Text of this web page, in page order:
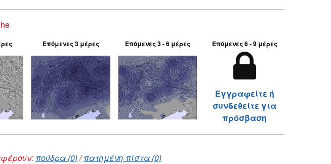
Επόμενες 3 μέρες Επόμενες 3 - 6 μέρες Επόμενες 6 - 9 μέρες
Εγγραφείτε ή
συνδεθείτε για
πρόσβαση
πούδρα (0)/πατημένη πίστα (0)